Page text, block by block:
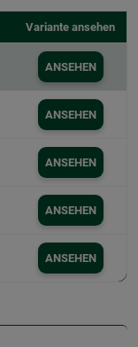
Variante ansehen
ANSEHEN
ANSEHEN
ANSEHEN
ANSEHEN
ANSEHEN